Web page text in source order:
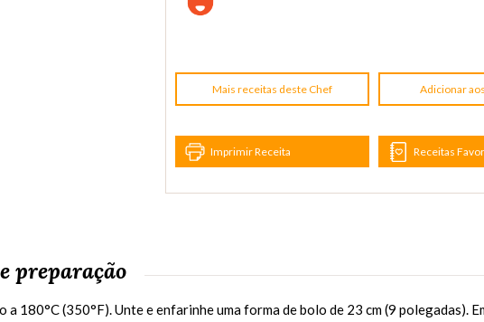
Mais receitas deste Chef Adicionar
Imprimir Receita Receitas
preparação
a 180°C (350°F). Unte e enfarinhe uma forma de bolo de 23 cm (9 polegadas).